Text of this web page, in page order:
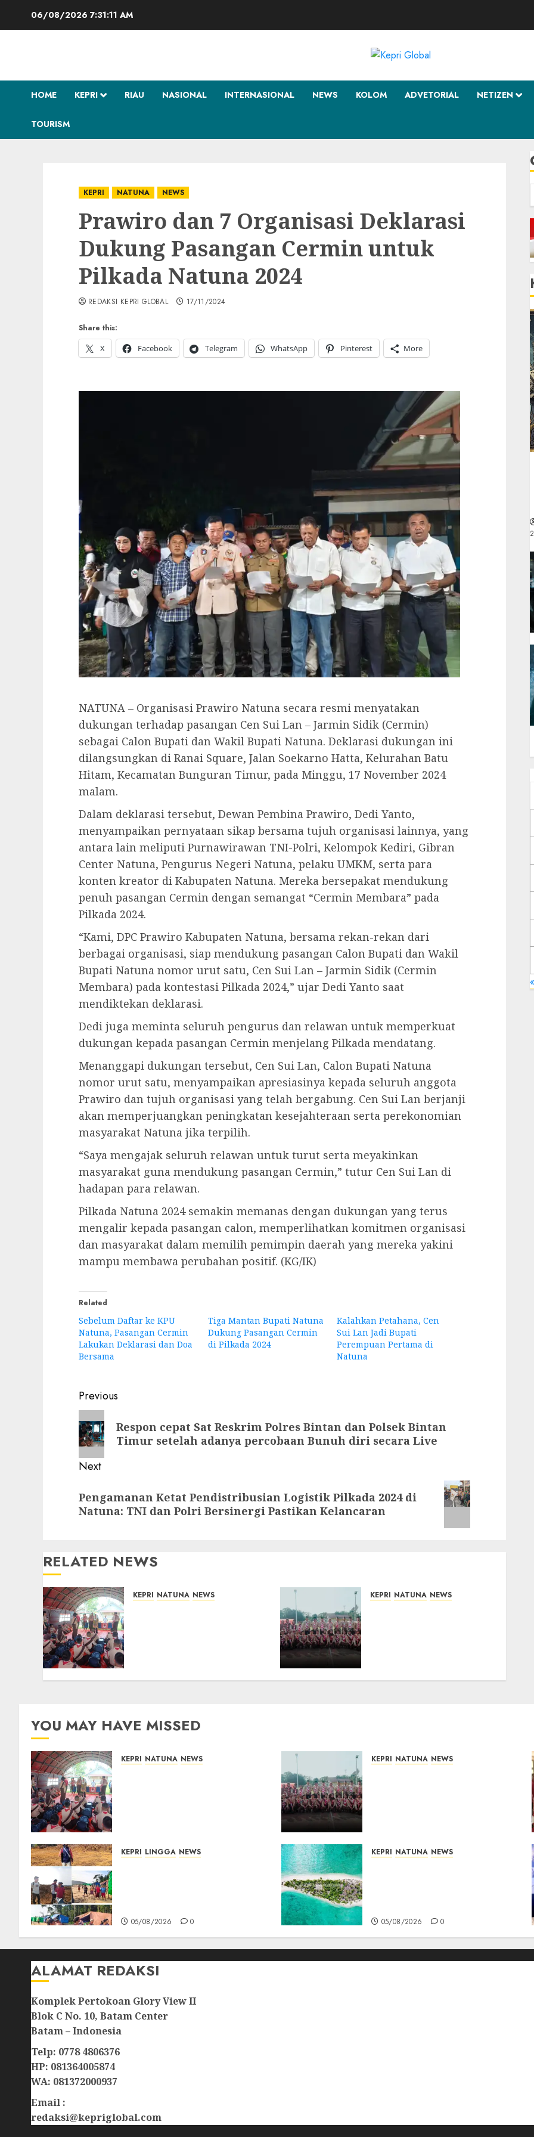
06/08/2026 7:31:12 AM
HOME KEPRI RIAU NASIONAL INTERNASIONAL NEWS KOLOM ADVETORIAL NETIZEN
TOURISM
KEPRI NATUNA NEWS
Prawiro dan 7 Organisasi Deklarasi
Dukung Pasangan Cermin untuk
Pilkada Natuna 2024
Share this:
X
Facebook Telegram WhatsApp Pinterest More
REDAKSI KEPRI GLOBAL 17/11/2024
NATUNA – Organisasi Prawiro Natuna secara resmi menyatakan
dukungan terhadap pasangan Cen Sui Lan – Jarmin Sidik (Cermin)
sebagai Calon Bupati dan Wakil Bupati Natuna. Deklarasi dukungan ini
dilangsungkan di Ranai Square, Jalan Soekarno Hatta, Kelurahan Batu
Hitam, Kecamatan Bunguran Timur, pada Minggu, 17 November 2024
malam.
Dalam deklarasi tersebut, Dewan Pembina Prawiro, Dedi Yanto,
menyampaikan pernyataan sikap bersama tujuh organisasi lainnya, yang
antara lain meliputi Purnawirawan TNI-Polri, Kelompok Kediri, Gibran
Center Natuna, Pengurus Negeri Natuna, pelaku UMKM, serta para
konten kreator di Kabupaten Natuna. Mereka bersepakat mendukung
penuh pasangan Cermin dengan semangat “Cermin Membara” pada
Pilkada 2024.
“Kami, DPC Prawiro Kabupaten Natuna, bersama rekan-rekan dari
berbagai organisasi, siap mendukung pasangan Calon Bupati dan Wakil
Bupati Natuna nomor urut satu, Cen Sui Lan – Jarmin Sidik (Cermin
Membara) pada kontestasi Pilkada 2024,” ujar Dedi Yanto saat
mendiktekan deklarasi.
Dedi juga meminta seluruh pengurus dan relawan untuk memperkuat
dukungan kepada pasangan Cermin menjelang Pilkada mendatang.
Menanggapi dukungan tersebut, Cen Sui Lan, Calon Bupati Natuna
nomor urut satu, menyampaikan apresiasinya kepada seluruh anggota
Prawiro dan tujuh organisasi yang telah bergabung. Cen Sui Lan berjanji
akan memperjuangkan peningkatan kesejahteraan serta perekonomian
masyarakat Natuna jika terpilih.
“Saya mengajak seluruh relawan untuk turut serta meyakinkan
masyarakat guna mendukung pasangan Cermin,” tutur Cen Sui Lan di
hadapan para relawan.
Pilkada Natuna 2024 semakin memanas dengan dukungan yang terus
mengalir kepada pasangan calon, memperlihatkan komitmen organisasi
dan masyarakat dalam memilih pemimpin daerah yang mereka yakini
mampu membawa perubahan positif. (KG/IK)
Related
Sebelum Daftar ke KPU
Natuna, Pasangan Cermin
Lakukan Deklarasi dan Doa
Bersama
Tiga Mantan Bupati Natuna
Dukung Pasangan Cermin
di Pilkada 2024
Kalahkan Petahana, Cen
Sui Lan Jadi Bupati
Perempuan Pertama di
Natuna
Post
navigation
Previous
Previous
post:
Respon cepat Sat Reskrim Polres Bintan dan Polsek Bintan
Timur setelah adanya percobaan Bunuh diri secara Live
Next
post:
Pengamanan Ketat Pendistribusian Logistik Pilkada 2024 di
Natuna: TNI dan Polri Bersinergi Pastikan Kelancaran
RELATED NEWS
KEPRI NATUNA NEWS
06/08/2026 0
KEPRI NATUNA NEWS
06/08/2026 0
YOU MAY HAVE MISSED
KEPRI NATUNA NEWS KEPRI NATUNA NEWS
KEPRI LINGGA NEWS
05/08/2026 0
KEPRI NATUNA NEWS
05/08/2026 0
ALAMAT REDAKSI
Komplek Pertokoan Glory View II
Blok C No. 10, Batam Center
Batam – Indonesia
Telp: 0778 4806376
HP: 081364005874
WA: 081372000937
Email :
redaksi@kepriglobal.com